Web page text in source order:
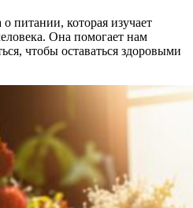
питании, которая изучает
Она помогает нам
чтобы оставаться здоровыми